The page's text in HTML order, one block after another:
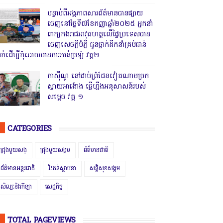
បន្ទាប់ពីអង្គភាពសារព័ត៌មានបានផ្សាយ
ចេញនៅថ្ងៃទី៧ខែកញ្ញាឆ្នាំ២០២៥ អ្នកនាំ
ពាក្យកងរាជអាវុធហត្ថលើផ្ទៃប្រទេសបាន
ចេញសេចក្តីបំភ្លឺ ជូនថ្នាក់ដឹកនាំគ្រប់ជាន់
ាក់ដើម្បីកុំអោយមានការភាន់ច្រឡំ វគ្គ២
កាសុីណូ នៅជាប់ព្រំដែនវៀតណាមច្រក
ស្វាយអាង៉ោង ធ្វើហ្នឹងអនុសាសន៍របស់
សម្ដេច វគ្គ ១
CATEGORIES
ជ្រុងមួយសង្ ជ្រុងមួយសង្គម ព័ត៌មានជាតិ
ព័ត៌មានអន្តរជាតិ រិះគន់ស្ថាបនា សន្តិសុខសង្គម
សិល្បៈនិងកីឡា សេដ្ឋកិច្ច
TOTAL PAGEVIEWS